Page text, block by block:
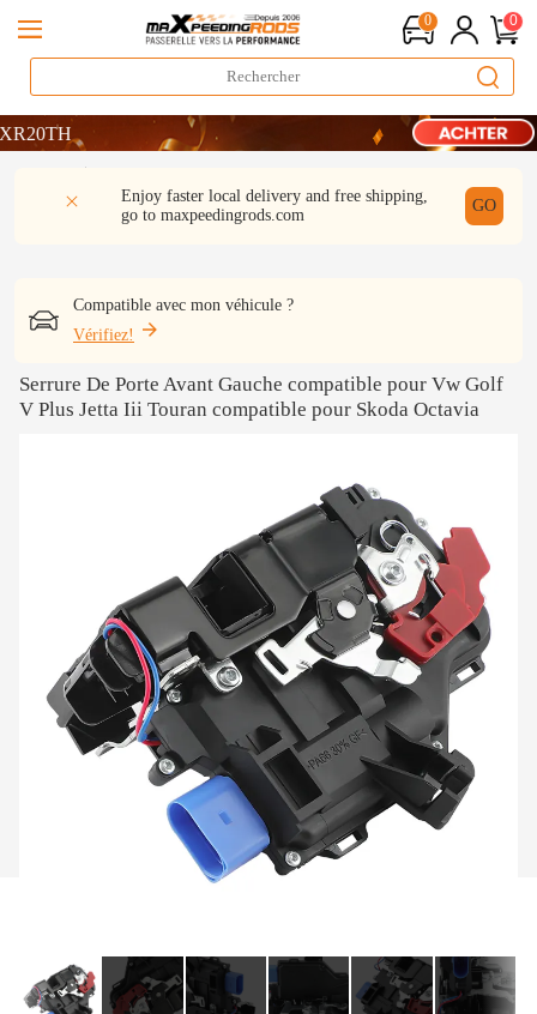
0 0
LIVRAISON GRATUITE À DOMICILE - FR
LIVRAISON GRATUITE À DOMICILE - FR
Enjoy faster local delivery and free shipping,
go to maxpeedingrods.com
GO
Compatible avec mon véhicule ?
Vérifiez!
Détail
Serrure De Porte Avant Gauche compatible pour Vw Golf
V Plus Jetta Iii Touran compatible pour Skoda Octavia